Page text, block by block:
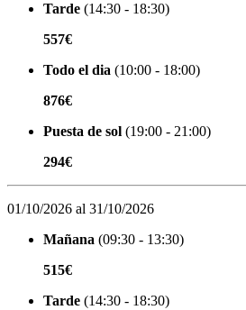
Tarde (14:30 - 18:30)
557€
Todo el dia (10:00 - 18:00)
876€
Puesta de sol (19:00 - 21:00)
294€
01/10/2026 al 31/10/2026
Mañana (09:30 - 13:30)
515€
Tarde (14:30 - 18:30)